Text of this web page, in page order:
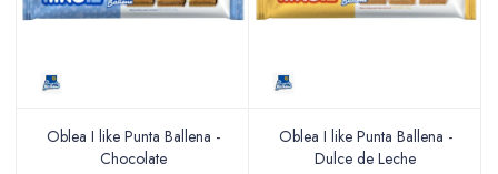
Oblea I like Punta Ballena -
Chocolate
Oblea I like Punta Ballena -
Dulce de Leche